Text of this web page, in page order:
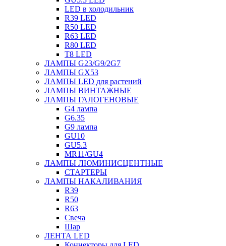
LED в холодильник
R39 LED
R50 LED
R63 LED
R80 LED
T8 LED
ЛАМПЫ G23/G9/2G7
ЛАМПЫ GX53
ЛАМПЫ LED для растений
ЛАМПЫ ВИНТАЖНЫЕ
ЛАМПЫ ГАЛОГЕНОВЫЕ
G4 лампа
G6.35
G9 лампа
GU10
GU5.3
MR11/GU4
ЛАМПЫ ЛЮМИНИСЦЕНТНЫЕ
СТАРТЕРЫ
ЛАМПЫ НАКАЛИВАНИЯ
R39
R50
R63
Свеча
Шар
ЛЕНТА LED